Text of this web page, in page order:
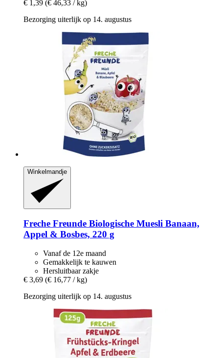
€ 1,39 (€ 46,33 / kg)
Bezorging uiterlijk op 14. augustus
Winkelmandje
Freche Freunde Biologische Muesli Banaan,
Appel & Bosbes, 220 g
Vanaf de 12e maand
Gemakkelijk te kauwen
Hersluitbaar zakje
€ 3,69 (€ 16,77 / kg)
Bezorging uiterlijk op 14. augustus